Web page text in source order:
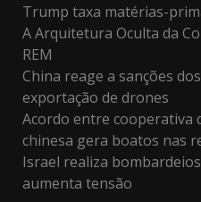
Trump taxa matérias-
A Arquitetura Oculta da
REM
China reage a sanções
exportação de drones
Acordo entre cooperativa
chinesa gera boatos nas
Israel realiza
aumenta tensão